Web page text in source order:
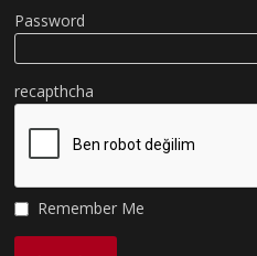
Password
recapthcha
Remember Me